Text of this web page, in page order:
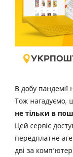
В добу пандемії
Тож нагадуємо,
не тільки в
Цей сервіс
передплатне
дві за